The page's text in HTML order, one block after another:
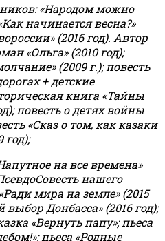
«Народом можно
начинается весна?»
(2016 год). Автор
«Ольга» (2010 год);
(2009 г.); повесть
+ детские
книга «Тайны
повесть о детях войны
«Сказ о том, как казаки
год);
на все времена»
нашего
мира на земле» (2015
Донбасса» (2016 год);
«Вернуть папу»; пьеса
;пьеса «Родные